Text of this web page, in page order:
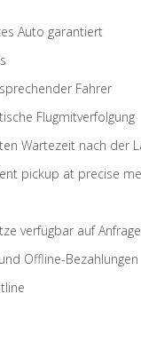
Auto garantiert
Fahrer
Flugmitverfolgung
Wartezeit nach der
pickup at precise
verfügbar auf Anfrage
Offline-Bezahlungen